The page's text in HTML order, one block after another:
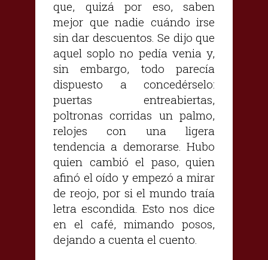
que, quizá por eso, saben
mejor que nadie cuándo irse
sin dar descuentos. Se dijo que
aquel soplo no pedía venia y,
sin embargo, todo parecía
dispuesto a concedérselo:
puertas entreabiertas,
poltronas corridas un palmo,
relojes con una ligera
tendencia a demorarse. Hubo
quien cambió el paso, quien
afinó el oído y empezó a mirar
de reojo, por si el mundo traía
letra escondida. Esto nos dice
en el café, mimando posos,
dejando a cuenta el cuento.